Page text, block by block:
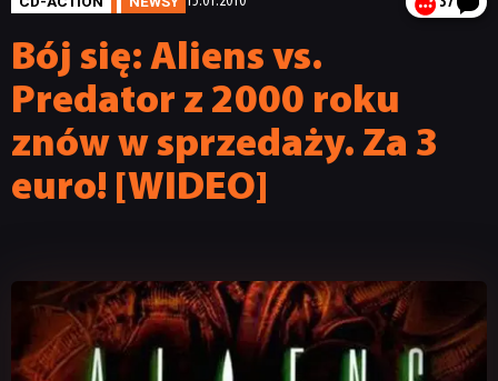
Bój się: Aliens vs.
Predator z 2000 roku
znów w sprzedaży. Za 3
euro! [WIDEO]